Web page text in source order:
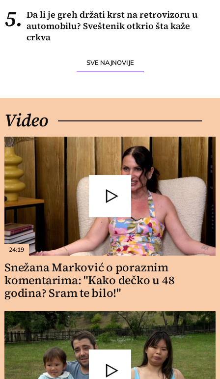
5. Da li je greh držati krst na retrovizoru u
automobilu? Sveštenik otkrio šta kaže
crkva
SVE NAJNOVIJE
Video
24:19
Snežana Marković o poraznim
komentarima: "Kako dečko u 48
godina? Sram te bilo!"